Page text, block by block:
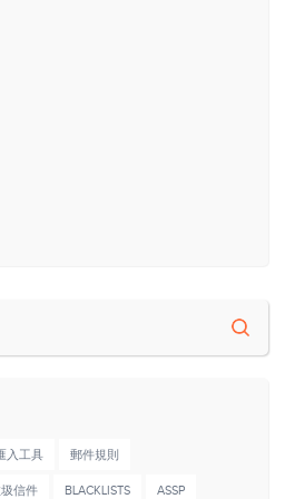
入工具 郵件規則
信件 BLACKLISTS ASSP